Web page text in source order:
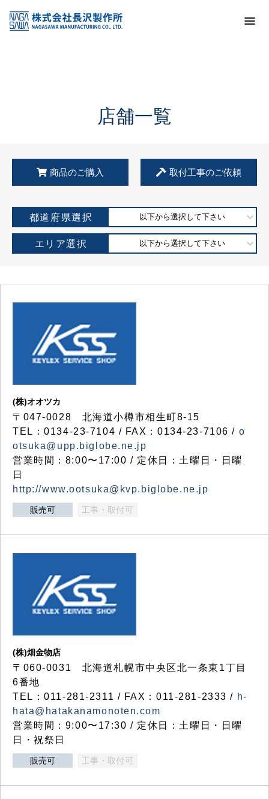
KSS加盟店・取扱店情報
店舗一覧
店舗一覧
商品のご購入 取付工事のご依頼
都道府県選択 以下から選択して下さい
エリア選択 以下から選択して下さい
(株)オオツカ
〒047-0028 北海道小樽市相生町8-15
TEL：0134-23-7104 / FAX：0134-23-7106 / o
otsuka@upp.biglobe.ne.jp
営業時間：8:00〜17:00 / 定休日：土曜日・日曜
日
http://www.ootsuka@kvp.biglobe.ne.jp
販売可 工事・取付可
(株)畑金物店
〒060-0031 北海道札幌市中央区北一条東1丁目
6番地
TEL：011-281-2311 / FAX：011-281-2333 / h-
hata@hatakanamonoten.com
営業時間：9:00〜17:30 / 定休日：土曜日・日曜
日・祝祭日
販売可 工事・取付可